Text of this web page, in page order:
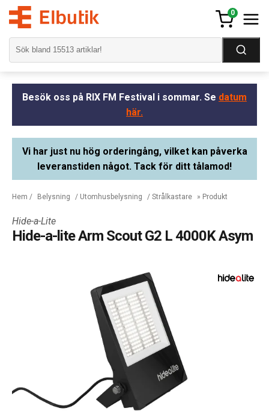
0
Besök oss på RIX FM Festival i sommar. Se datum
här.
Vi har just nu hög orderingång, vilket kan påverka
leveranstiden något. Tack för ditt tålamod!
Hem / Belysning / Utomhusbelysning / Strålkastare » Produkt
Hide-a-Lite
Hide-a-lite Arm Scout G2 L 4000K Asym